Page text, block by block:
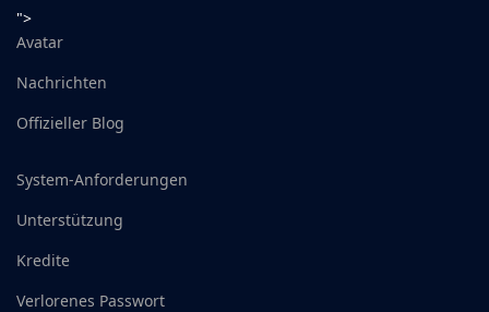
">
Avatar
Nachrichten
Offizieller Blog
System-Anforderungen
Unterstützung
Kredite
Verlorenes Passwort